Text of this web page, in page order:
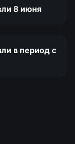
8 июня
в период с